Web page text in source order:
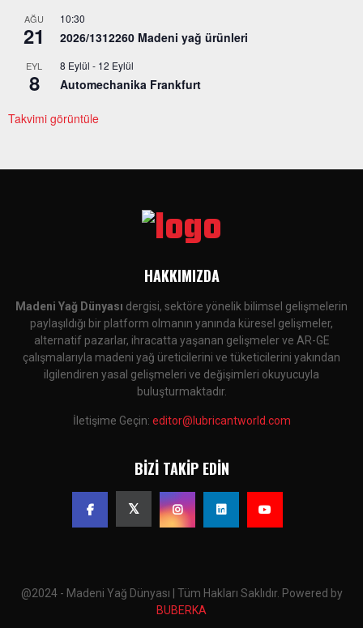
AĞU
21
10:30
2026/1312260 Madeni yağ ürünleri
EYL
8
8 Eylül - 12 Eylül
Automechanika Frankfurt
Takvimi görüntüle
HAKKIMIZDA
Madeni Yağ Dünyası dergisi, sektöre yönelik bilimsel gelişmelerin
paylaşıldığı bir platform olmanın yanında küresel gelişmeler,
alternatif pazarlar, ihracatta yaşanan gelişmeler ve AR-GE
çalışmalarıyla madeni yağ üreticilerini ve tüketicilerini yakından
ilgilendiren yasal gelişmeleri ve değişimleri okuyucuyla
buluşturmaktadır.
İletişime Geçin: editor@lubricantworld.com
BIZI TAKIP EDIN
@2024 - Madeni Yağ Dünyası | Tüm Hakları Saklıdır. Powered by
BUBERKA